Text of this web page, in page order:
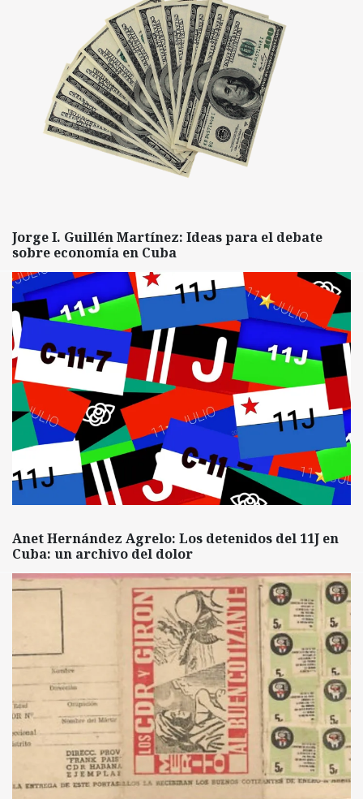
Jorge I. Guillén Martínez: Ideas para el debate
sobre economía en Cuba
Anet Hernández Agrelo: Los detenidos del 11J en
Cuba: un archivo del dolor